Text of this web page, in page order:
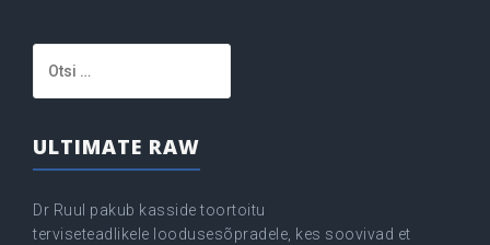
ULTIMATE RAW
Dr Ruul pakub kasside toortoitu
terviseteadlikele loodusesõpradele, kes soovivad et